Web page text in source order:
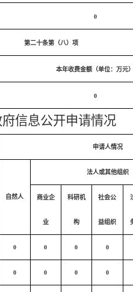
0
第二十条第（八）项
本年收费金额（单位：万元
0
信息公开申请情况
申请人情况
自然人
法人或其他组织
商业企
业
科研机
构
社会公
益组织
0 0 0 0
0 0 0 0